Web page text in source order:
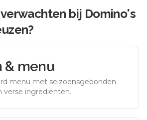
bij Domino's
?
& menu
menu met seizoensgebonden
verse ingrediënten.